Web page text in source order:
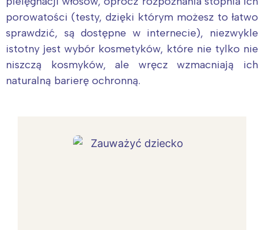
porowatości (testy, dzięki którym możesz to łatwo
sprawdzić, są dostępne w internecie), niezwykle
istotny jest wybór kosmetyków, które nie tylko nie
niszczą kosmyków, ale wręcz wzmacniają ich
naturalną barierę ochronną.